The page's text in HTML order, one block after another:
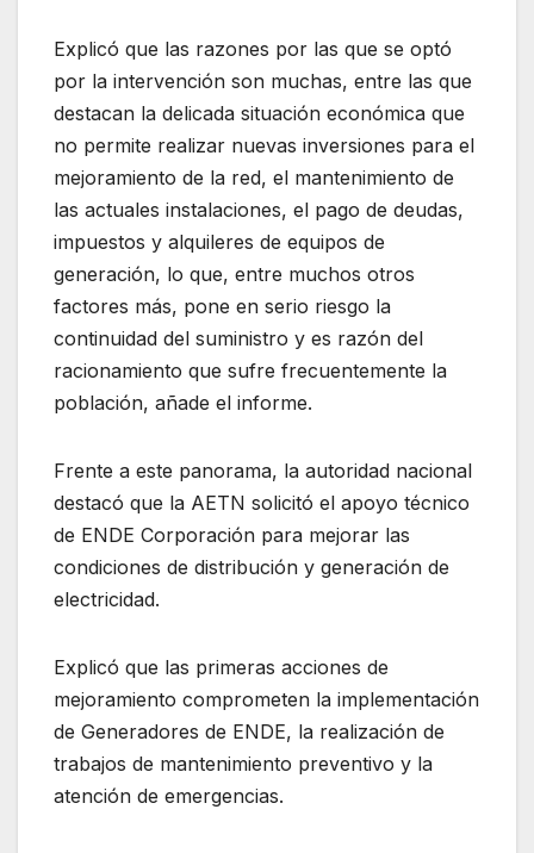
Explicó que las razones por las que se optó
por la intervención son muchas, entre las que
destacan la delicada situación económica que
no permite realizar nuevas inversiones para el
mejoramiento de la red, el mantenimiento de
las actuales instalaciones, el pago de deudas,
impuestos y alquileres de equipos de
generación, lo que, entre muchos otros
factores más, pone en serio riesgo la
continuidad del suministro y es razón del
racionamiento que sufre frecuentemente la
población, añade el informe.
Frente a este panorama, la autoridad nacional
destacó que la AETN solicitó el apoyo técnico
de ENDE Corporación para mejorar las
condiciones de distribución y generación de
electricidad.
Explicó que las primeras acciones de
mejoramiento comprometen la implementación
de Generadores de ENDE, la realización de
trabajos de mantenimiento preventivo y la
atención de emergencias.